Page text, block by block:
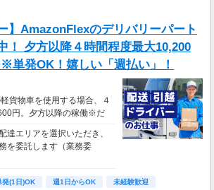
個160円×135個）×90％=約
160円×170個×24日)×90％
】AmazonFlexのデリバリーパート
！ 夕方以降４時間程度最大10,200
単発OK！嬉しい「週払い」！
貨物車を使用する場合、４
円。夕方以降の稼働※だ
10,200円の報酬が獲得可
委託業務に応じた報酬をお
のお仕事です。うれしい週
達エリアを選択いただき、
を委託します（業務委
発(1日)OK 週1日からOK
未経験歓迎